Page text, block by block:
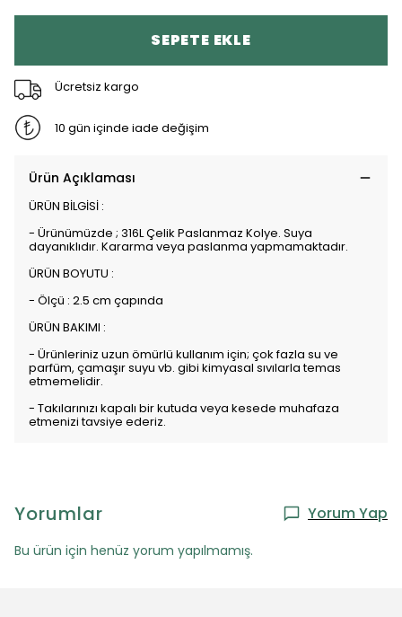
SEPETE EKLE
Ücretsiz kargo
10 gün içinde iade değişim
Ürün Açıklaması
ÜRÜN BİLGİSİ :
- Ürünümüzde ; 316L Çelik Paslanmaz Kolye. Suya
dayanıklıdır. Kararma veya paslanma yapmamaktadır.
ÜRÜN BOYUTU :
- Ölçü : 2.5 cm çapında
ÜRÜN BAKIMI :
- Ürünleriniz uzun ömürlü kullanım için; çok fazla su ve
parfüm, çamaşır suyu vb. gibi kimyasal sıvılarla temas
etmemelidir.
- Takılarınızı kapalı bir kutuda veya kesede muhafaza
etmenizi tavsiye ederiz.
Yorumlar Yorum Yap
Bu ürün için henüz yorum yapılmamış.